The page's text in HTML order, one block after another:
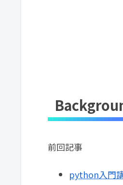
前回記事
python入門